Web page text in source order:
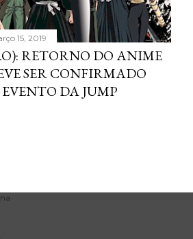
15, 2019
RETORNO DO ANIME
SER CONFIRMADO
DA JUMP